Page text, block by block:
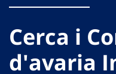
Cerca i
d'avaria